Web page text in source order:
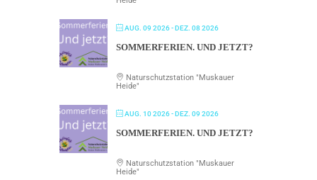
AUG. 09 2026- DEZ. 08 2026
SOMMERFERIEN. UND JETZT?
Naturschutzstation "Muskauer
Heide"
AUG. 10 2026- DEZ. 09 2026
SOMMERFERIEN. UND JETZT?
Naturschutzstation "Muskauer
Heide"